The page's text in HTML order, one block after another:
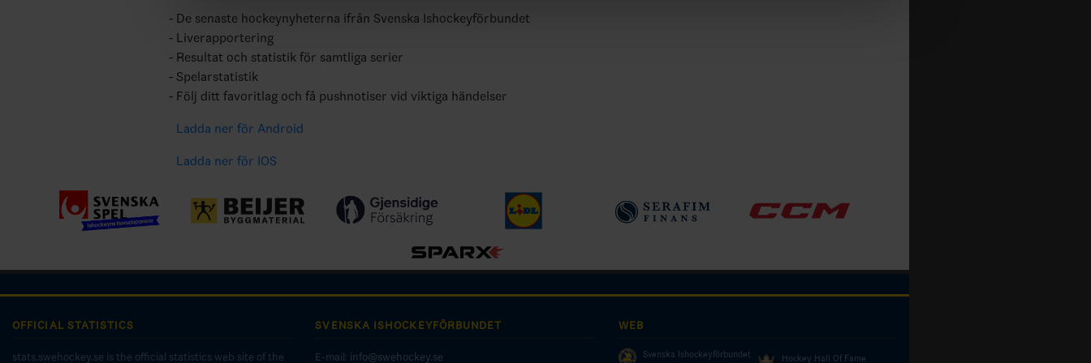
De senaste hockeynyheterna ifrån Svenska Ishockeyförbundet
Liverapportering
Resultat och statistik för samtliga serier
Spelarstatistik
Följ ditt favoritlag och få pushnotiser vid viktiga händelser
Ladda ner för Android
Ladda ner för IOS
OFFICIAL STATISTICS
stats.swehockey.se is the official statistics web site of the
SVENSKA ISHOCKEYFÖRBUNDET
E-mail: info@swehockey.se
WEB
Svenska Ishockeyförbundet
Hockey Hall Of Fame